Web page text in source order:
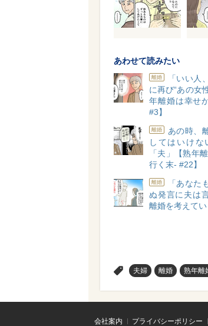
あわせて読みたい
離婚
「いい人
に再び“あの
年離婚は幸せ
#3】
離婚
あの時、
してはいけな
「夫」【熟年
行く末- #22】
離婚
「あなた
ぬ発言に夫は
離婚を考えて
夫婦 離婚 熟年離
会社案内 プライバシーポリシー